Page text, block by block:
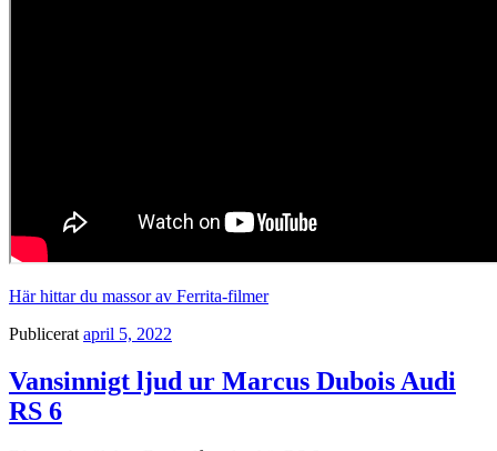
Här hittar du massor av Ferrita-filmer
Publicerat april 5, 2022
Vansinnigt ljud ur Marcus Dubois Audi
RS 6